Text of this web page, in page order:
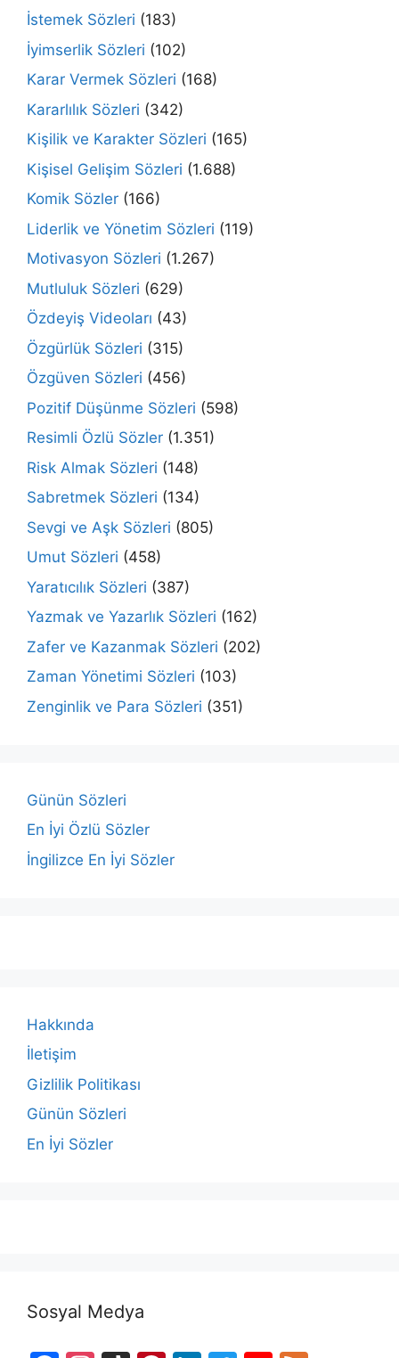
İstemek Sözleri (183)
İyimserlik Sözleri (102)
Karar Vermek Sözleri (168)
Kararlılık Sözleri (342)
Kişilik ve Karakter Sözleri (165)
Kişisel Gelişim Sözleri (1.688)
Komik Sözler (166)
Liderlik ve Yönetim Sözleri (119)
Motivasyon Sözleri (1.267)
Mutluluk Sözleri (629)
Özdeyiş Videoları (43)
Özgürlük Sözleri (315)
Özgüven Sözleri (456)
Pozitif Düşünme Sözleri (598)
Resimli Özlü Sözler (1.351)
Risk Almak Sözleri (148)
Sabretmek Sözleri (134)
Sevgi ve Aşk Sözleri (805)
Umut Sözleri (458)
Yaratıcılık Sözleri (387)
Yazmak ve Yazarlık Sözleri (162)
Zafer ve Kazanmak Sözleri (202)
Zaman Yönetimi Sözleri (103)
Zenginlik ve Para Sözleri (351)
Günün Sözleri
En İyi Özlü Sözler
İngilizce En İyi Sözler
Hakkında
İletişim
Gizlilik Politikası
Günün Sözleri
En İyi Sözler
Sosyal Medya